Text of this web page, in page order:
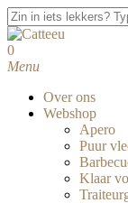
Skip
to
main
content
Close
Search
search
0
Menu
Over ons
Webshop
Apero
Puur
Klaar